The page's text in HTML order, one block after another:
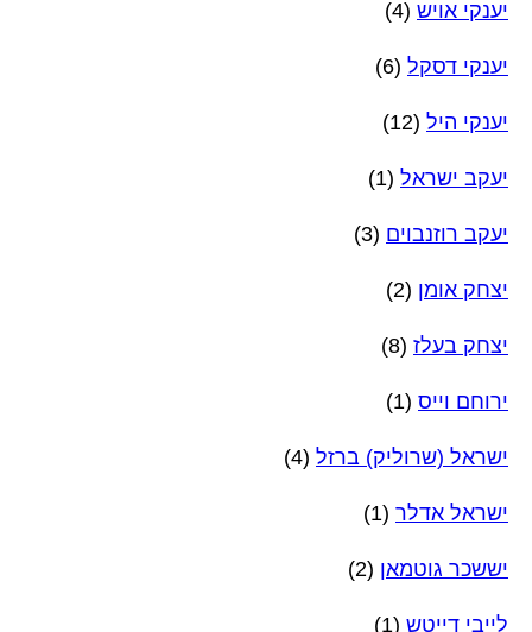
יענקי אויש (4)
יענקי דסקל (6)
יענקי היל (12)
יעקב ישראל (1)
יעקב רוזנבוים (3)
יצחק אומן (2)
יצחק בעלז (8)
ירוחם וייס (1)
ישראל (שרוליק) ברזל (4)
ישראל אדלר (1)
יששכר גוטמאן (2)
לייבי דייטש (1)